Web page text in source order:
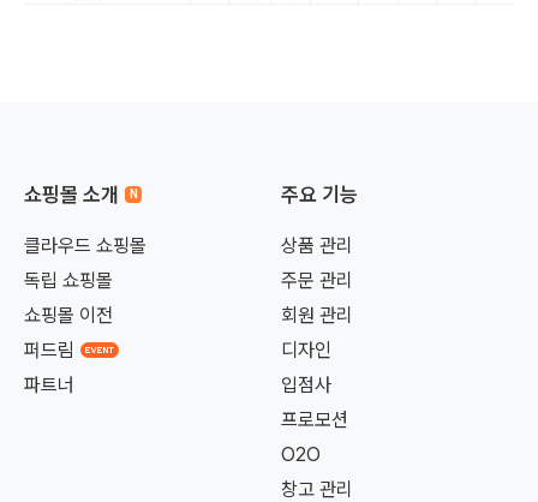
쇼핑몰 소개
클라우드 쇼핑몰
독립 쇼핑몰
쇼핑몰 이전
퍼드림
파트너
주요 기능
상품 관리
주문 관리
회원 관리
디자인
입점사
프로모션
O2O
창고 관리